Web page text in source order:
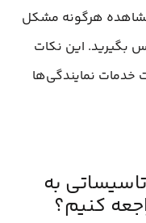
مشاهده هرگونه مشکل
بگیرید. این نکات
خدمات نمایندگی‌ها
تاسیساتی به
کنیم؟